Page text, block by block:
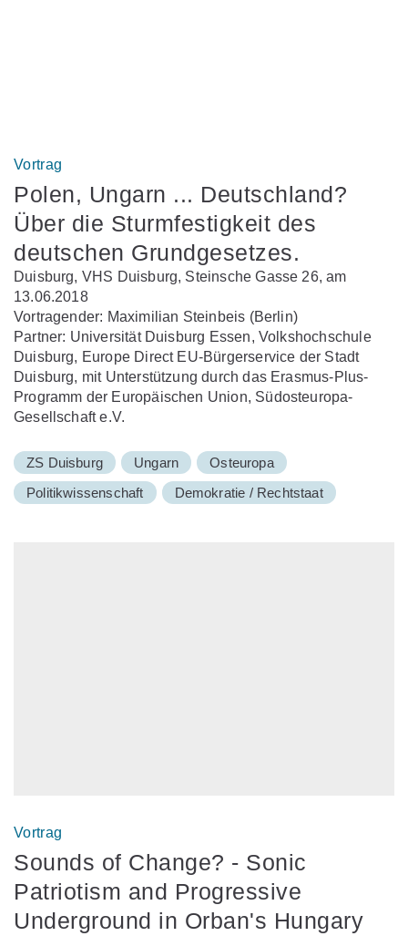
Vortrag
Polen, Ungarn ... Deutschland?
Über die Sturmfestigkeit des
deutschen Grundgesetzes.
Duisburg, VHS Duisburg, Steinsche Gasse 26, am
13.06.2018
Vortragender: Maximilian Steinbeis (Berlin)
Partner: Universität Duisburg Essen, Volkshochschule
Duisburg, Europe Direct EU-Bürgerservice der Stadt
Duisburg, mit Unterstützung durch das Erasmus-Plus-
Programm der Europäischen Union, Südosteuropa-
Gesellschaft e.V.
ZS Duisburg Ungarn
Osteuropa
Politikwissenschaft
Demokratie / Rechtstaat
Vortrag
Sounds of Change? - Sonic
Patriotism and Progressive
Underground in Orban's Hungary